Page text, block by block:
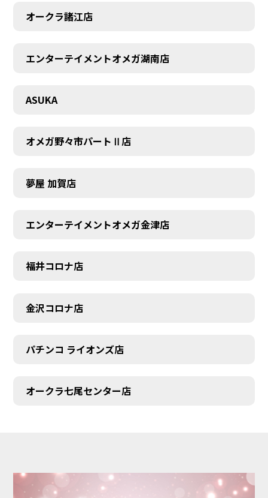
オークラ諸江店
エンターテイメントオメガ湖南店
ASUKA
オメガ野々市パートⅡ店
夢屋 加賀店
エンターテイメントオメガ金津店
福井コロナ店
金沢コロナ店
パチンコ ライオンズ店
オークラ七尾センター店